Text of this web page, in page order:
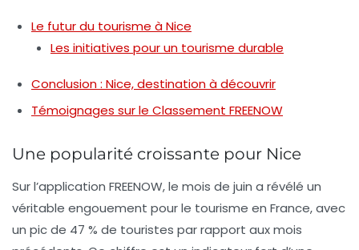
Le futur du tourisme à Nice
Les initiatives pour un tourisme durable
Conclusion : Nice, destination à découvrir
Témoignages sur le Classement FREENOW
Une popularité croissante pour Nice
Sur l’application FREENOW, le mois de juin a révélé un
véritable engouement pour le tourisme en France, avec
un pic de 47 % de touristes par rapport aux mois